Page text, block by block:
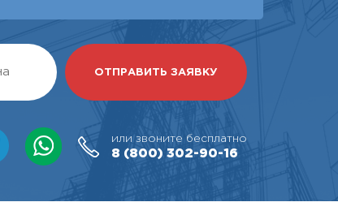
или звоните бесплатно
8 (800) 302-90-16